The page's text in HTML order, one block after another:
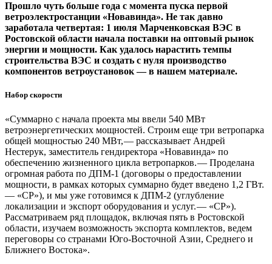
Прошло чуть больше года с момента пуска первой
ветроэлектростанции «Новавинда». Не так давно
заработала четвертая: 1 июля Марченковская ВЭС в
Ростовской области начала поставки на оптовый рынок
энергии и мощности. Как удалось нарастить темпы
строительства ВЭС и создать с нуля производство
компонентов ветроустановок — ​в нашем материале.
Набор скорости
«Суммарно с начала проекта мы ввели 540 МВт
ветроэнергетических мощностей. Строим еще три ветропарка
общей мощностью 240 МВт, — ​рассказывает Андрей
Нестерук, заместитель гендиректора «Новавинда» по
обеспечению жизненного цикла ветропарков. — ​Проделана
огромная работа по ДПМ‑1 (договоры о предоставлении
мощности, в рамках которых суммарно будет введено 1,2 ГВт.
— «СР»), и мы уже готовимся к ДПМ‑2 (углубление
локализации и экспорт оборудования и услуг. — «СР»).
Рассматриваем ряд площадок, включая пять в Ростовской
области, изучаем возможность экспорта комплектов, ведем
переговоры со странами Юго-Восточной Азии, Среднего и
Ближнего Востока».